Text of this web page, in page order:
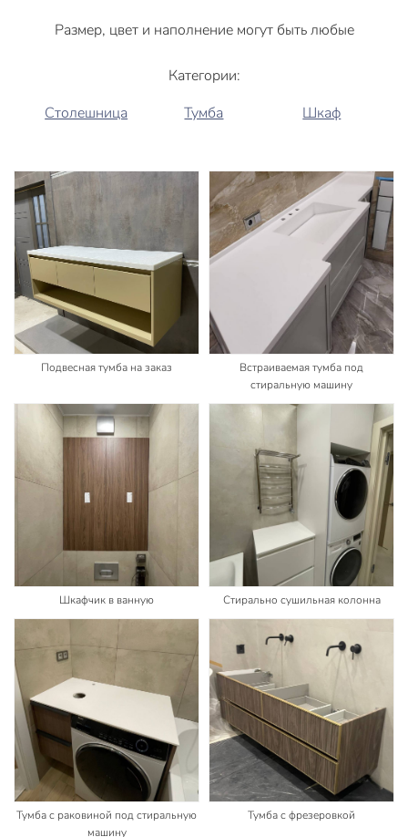
Размер, цвет и наполнение могут быть любые
Категории:
Столешница
Тумба Шкаф
Подвесная тумба на заказ
Встраиваемая тумба под
стиральную машину
Шкафчик в ванную Стирально сушильная колонна
Тумба с раковиной под стиральную
машину
Тумба с фрезеровкой